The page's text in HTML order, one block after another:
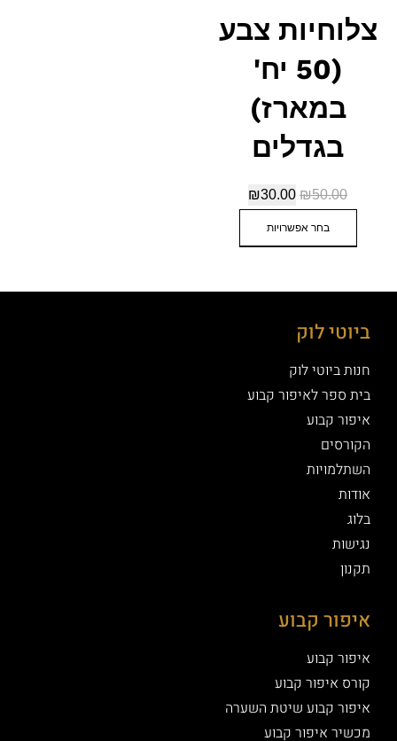
צלוחיות צבע
(50 יח'
במארז)
בגדלים
₪50.00
₪30.00
בחר אפשרויות
ביוטי לוק
חנות ביוטי לוק
בית ספר לאיפור קבוע
איפור קבוע
הקורסים
השתלמויות
אודות
בלוג
נגישות
תקנון
איפור קבוע
איפור קבוע
קורס איפור קבוע
איפור קבוע שיטת השערה
מכשיר איפור קבוע